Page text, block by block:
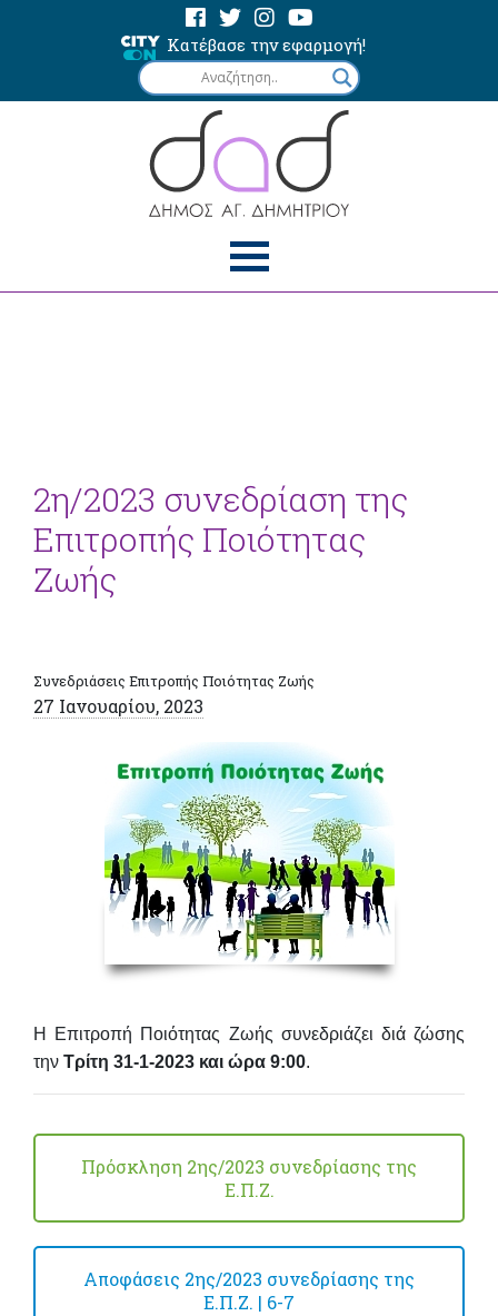
Κατέβασε την εφαρμογή!
2η/2023 συνεδρίαση της
Επιτροπής Ποιότητας
Ζωής
Συνεδριάσεις Επιτροπής Ποιότητας Ζωής
27 Ιανουαρίου, 2023
Η Επιτροπή Ποιότητας Ζωής συνεδριάζει διά ζώσης
την Τρίτη 31-1-2023 και ώρα 9:00.
Πρόσκληση 2ης/2023 συνεδρίασης της
Ε.Π.Ζ.
Αποφάσεις 2ης/2023 συνεδρίασης της
Ε.Π.Ζ. | 6-7